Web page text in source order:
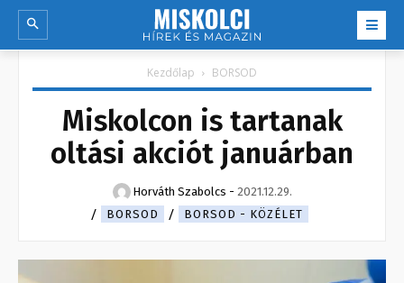
Kezdőlap BORSOD
Miskolcon is tartanak
oltási akciót januárban
Horváth Szabolcs - 2021.12.29.
BORSOD
BORSOD - KÖZÉLET